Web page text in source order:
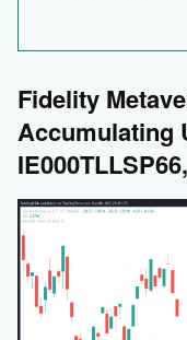
Fidelity
Accumulating